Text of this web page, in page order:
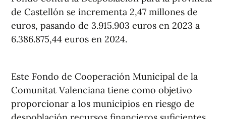
de Castellón se incrementa 2,47 millones de
euros, pasando de 3.915.903 euros en 2023 a
6.386.875,44 euros en 2024.
Este Fondo de Cooperación Municipal de la
Comunitat Valenciana tiene como objetivo
proporcionar a los municipios en riesgo de